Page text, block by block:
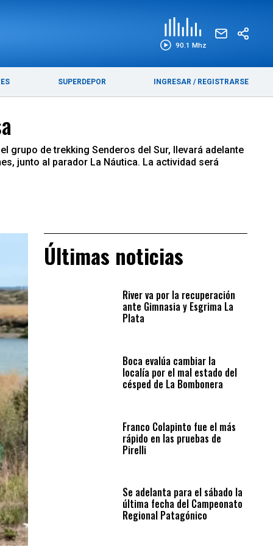
90.1 Mhz
SUPERDEPOR INGRESAR / REGISTRARSE
grupo de trekking Senderos del Sur, llevará adelante
junto al parador La Náutica. La actividad será
Últimas noticias
River va por la recuperación
ante Gimnasia y Esgrima La
Plata
Boca evalúa cambiar la
localía por el mal estado del
césped de La Bombonera
Franco Colapinto fue el más
rápido en las pruebas de
Pirelli
Se adelanta para el sábado la
última fecha del Campeonato
Regional Patagónico